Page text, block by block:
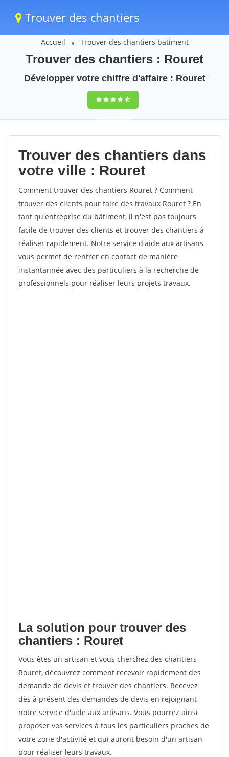
Trouver des chantiers
Accueil Trouver des chantiers batiment
Trouver des chantiers : Rouret
Développer votre chiffre d'affaire : Rouret
9,5(100%)60
votes
Trouver des chantiers dans
votre ville : Rouret
Comment trouver des chantiers Rouret ? Comment
trouver des clients pour faire des travaux Rouret ? En
tant qu'entreprise du bâtiment, il n'est pas toujours
facile de trouver des clients et trouver des chantiers à
réaliser rapidement. Notre service d'aide aux artisans
vous permet de rentrer en contact de manière
instantannée avec des particuliers à la recherche de
professionnels pour réaliser leurs projets travaux.
La solution pour trouver des
chantiers : Rouret
Vous êtes un artisan et vous cherchez des chantiers
Rouret, découvrez comment recevoir rapidement des
demande de devis et trouver des chantiers. Recevez
dès à présent des demandes de devis en rejoignant
notre service d'aide aux artisans. Vous pourrez ainsi
proposer vos services à tous les particuliers proches de
votre zone d'activité et qui auront besoin d'un artisan
pour réaliser leurs travaux.